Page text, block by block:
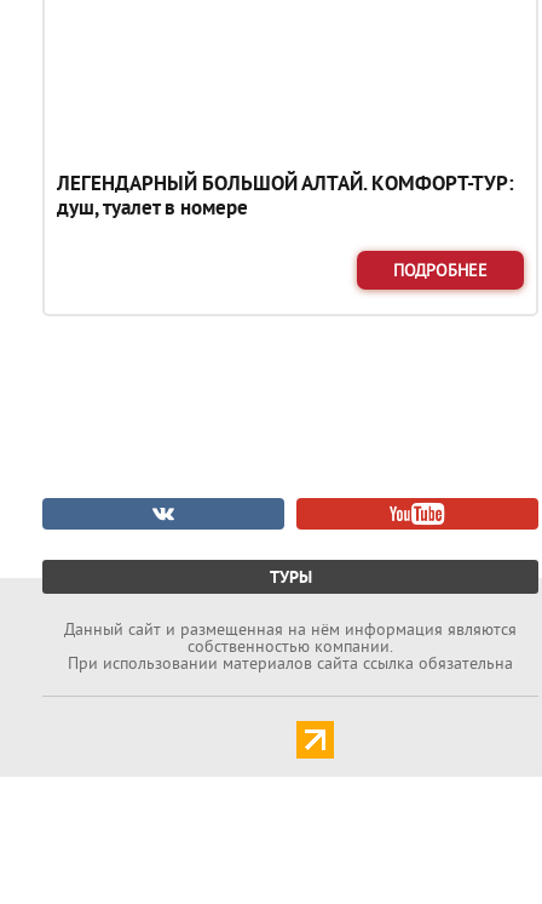
ЛЕГЕНДАРНЫЙ БОЛЬШОЙ АЛТАЙ. КОМФОРТ-ТУР:
душ, туалет в номере
ПОДРОБНЕЕ
ТУРЫ
Данный cайт и размещенная на нём информация являются
собственностью компании.
При использовании материалов сайта ссылка обязательна